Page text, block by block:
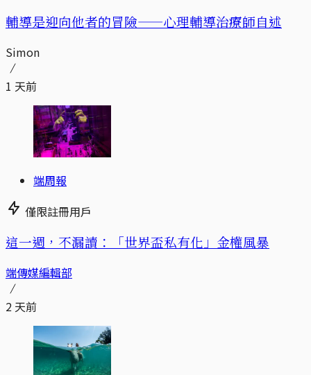
輔導是迎向他者的冒險——心理輔導治療師自述
Simon
1 天前
端周報
僅限註冊用戶
這一週，不漏讀：「世界盃私有化」金權風暴
端傳媒編輯部
2 天前